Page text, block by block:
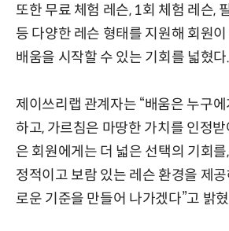
또한 무료 체험 레슨, 1회 체험 레슨,
등 다양한 레슨 형태를 지원해 회원
배움을 시작할 수 있는 기회를 넓혔다.
제이쓰리랩 관계자는 “배움은 누구
하고, 가르침은 마땅한 가치를 인정받
은 회원에게는 더 넓은 선택의 기회
정적이고 보람 있는 레슨 환경을 제
로운 기준을 만들어 나가겠다”고 밝